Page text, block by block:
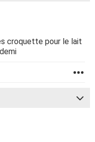
croquette pour le lait